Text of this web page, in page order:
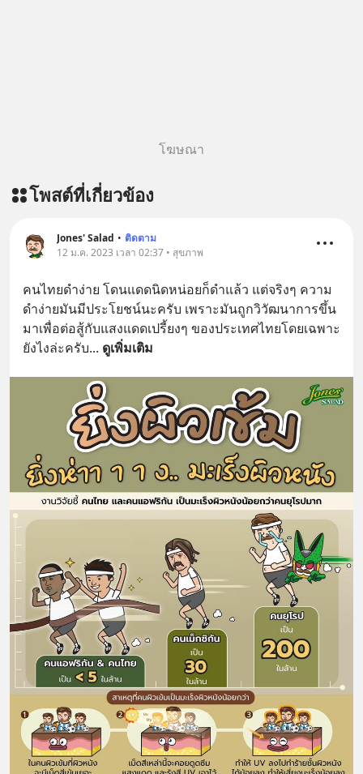
โฆษณา
โพสต์ที่เกี่ยวข้อง
Jones' Salad • ติดตาม
12 ม.ค. 2023 เวลา 02:37 • สุขภาพ
คนไทยดำง่าย โดนแดดนิดหน่อยก็ดำแล้ว แต่จริงๆ ความ
ดำง่ายมันมีประโยชน์นะครับ เพราะมันถูกวิวัฒนาการขึ้น
มาเพื่อต่อสู้กับแสงแดดเปรี้ยงๆ ของประเทศไทยโดยเฉพาะ
ยังไงล่ะครับ... ดูเพิ่มเติม